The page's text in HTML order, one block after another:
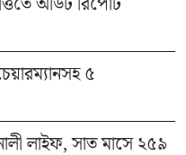
৫
লাইফ, সাত মাসে ২৫৯